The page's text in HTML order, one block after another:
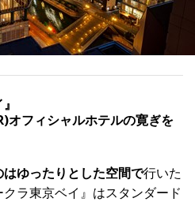
オフィシャルホテルの寛ぎを
ゆったりとした空間で行いた
クラ東京ベイ』はスタンダード